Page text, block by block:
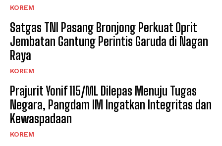
KOREM
Satgas TNI Pasang Bronjong Perkuat Oprit
Jembatan Gantung Perintis Garuda di Nagan
Raya
KOREM
Prajurit Yonif 115/ML Dilepas Menuju Tugas
Negara, Pangdam IM Ingatkan Integritas dan
Kewaspadaan
KOREM